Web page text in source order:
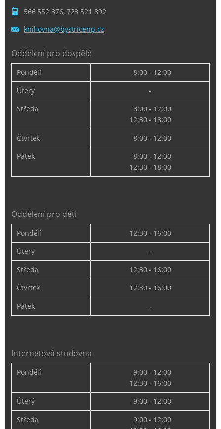
566 552 376, 723 521 892
knihovna@bystricenp.cz
Oddělení pro dospělé
Pondělí
8:00 - 12:00
Úterý
-
Středa
8:00 - 12:00
12:30 - 18:00
Čtvrtek
8:00 - 12:00
Pátek
8:00 - 12:00
12:30 - 18:00
Oddělení pro děti
Pondělí
12:30 - 16:00
Úterý
-
Středa
12:30 - 16:00
Čtvrtek
12:30 - 16:00
Pátek
-
Internetová studovna
Pondělí
9:00 - 12:00
12:30 - 16:00
Úterý
9:00 - 12:00
Středa
9:00 - 12:00